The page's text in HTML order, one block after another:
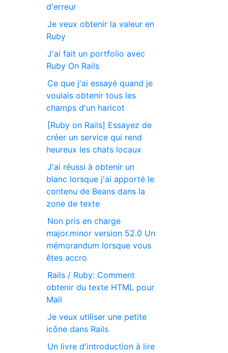
d'erreur
Je veux obtenir la valeur en
Ruby
J'ai fait un portfolio avec
Ruby On Rails
Ce que j'ai essayé quand je
voulais obtenir tous les
champs d'un haricot
[Ruby on Rails] Essayez de
créer un service qui rend
heureux les chats locaux
J'ai réussi à obtenir un
blanc lorsque j'ai apporté le
contenu de Beans dans la
zone de texte
Non pris en charge
major.minor version 52.0 Un
mémorandum lorsque vous
êtes accro
Rails / Ruby: Comment
obtenir du texte HTML pour
Mail
Je veux utiliser une petite
icône dans Rails
Un livre d'introduction à lire